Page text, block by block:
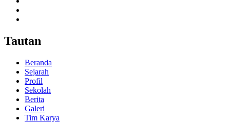
Tautan
Beranda
Sejarah
Profil
Sekolah
Berita
Galeri
Tim Karya